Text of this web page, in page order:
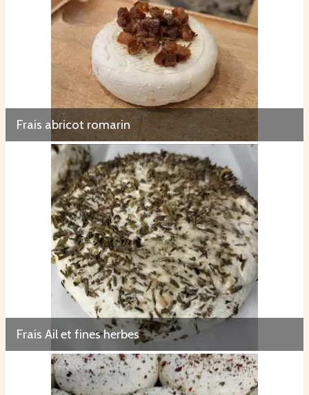
Frais abricot romarin
Frais Ail et fines herbes